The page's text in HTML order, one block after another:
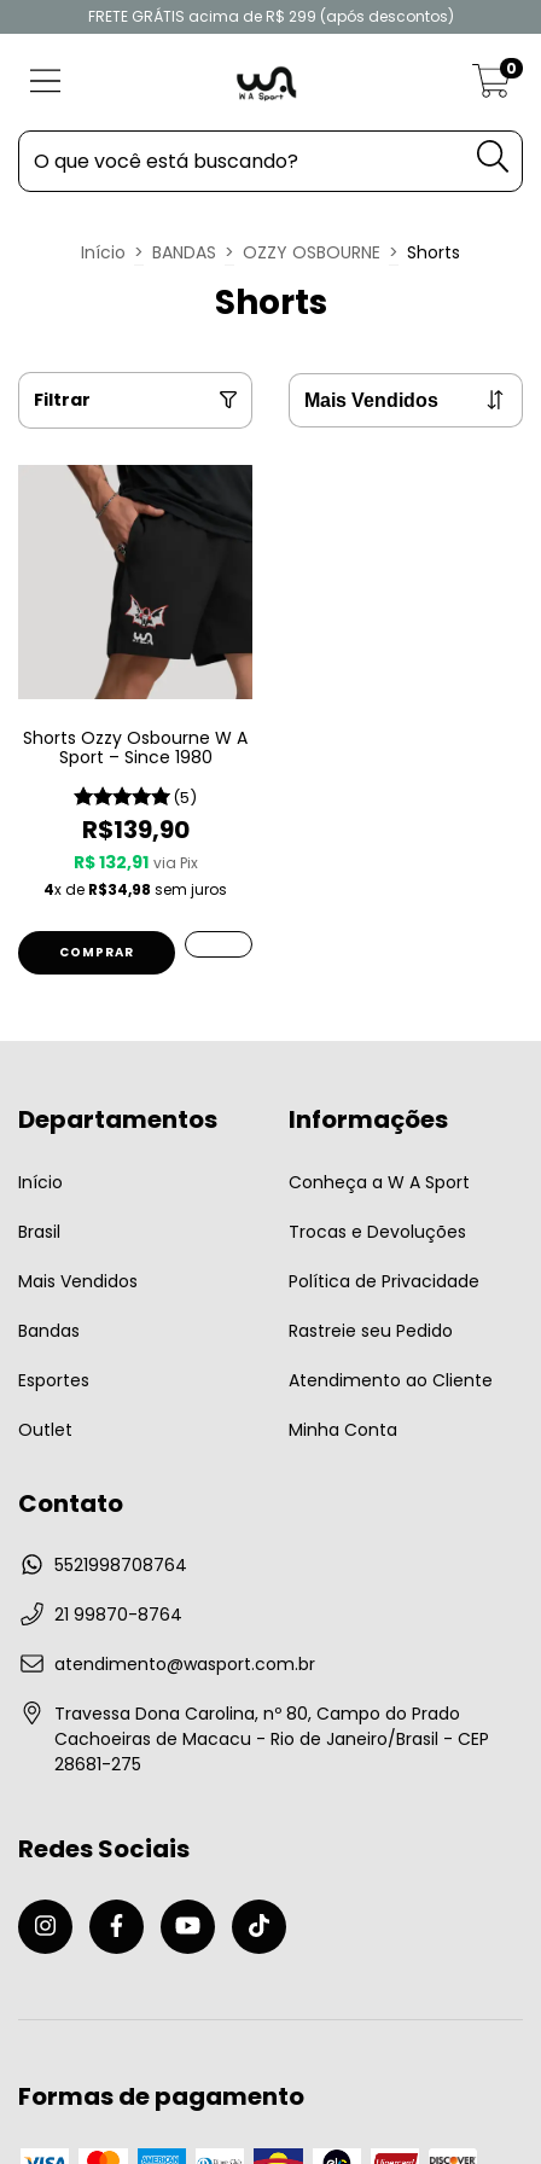
FRETE GRÁTIS acima de R$ 299 (após descontos)
0
Início > BANDAS > OZZY OSBOURNE > Shorts
Shorts
Filtrar
Shorts Ozzy Osbourne W A
Sport – Since 1980
(5)
R$139,90
R$ 132,91 via Pix
4x de R$34,98 sem juros
COMPRAR
Departamentos
Início
Brasil
Mais Vendidos
Bandas
Esportes
Outlet
Informações
Conheça a W A Sport
Trocas e Devoluções
Política de Privacidade
Rastreie seu Pedido
Atendimento ao Cliente
Minha Conta
Contato
5521998708764
21 99870-8764
atendimento@wasport.com.br
Travessa Dona Carolina, nº 80, Campo do Prado
Cachoeiras de Macacu - Rio de Janeiro/Brasil - CEP
28681-275
Redes Sociais
Formas de pagamento